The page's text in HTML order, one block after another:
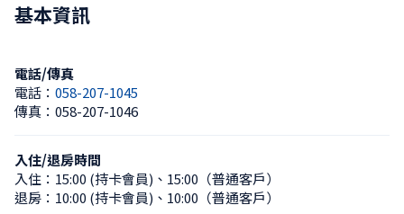
基本資訊
電話/傳真
電話： 058-207-1045
傳真： 058-207-1046
入住/退房時間
入住： 15:00 (持卡會員) 、 15:00（普通客戶）
退房： 10:00 (持卡會員) 、 10:00（普通客戶）